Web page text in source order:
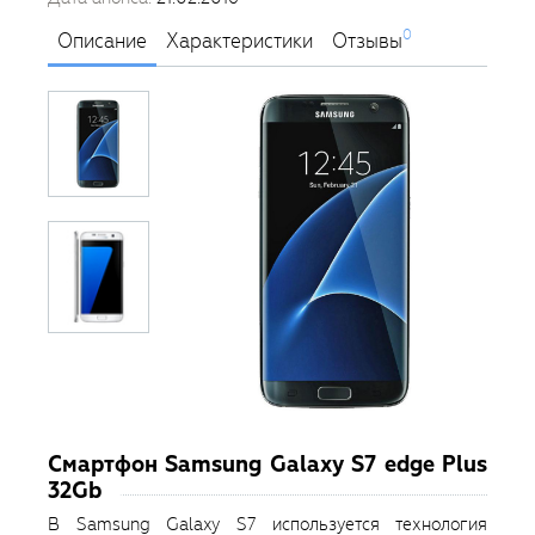
Описание Характеристики Отзывы0
Смартфон Samsung Galaxy S7 edge Plus
32Gb
В Samsung Galaxy S7 используется технология